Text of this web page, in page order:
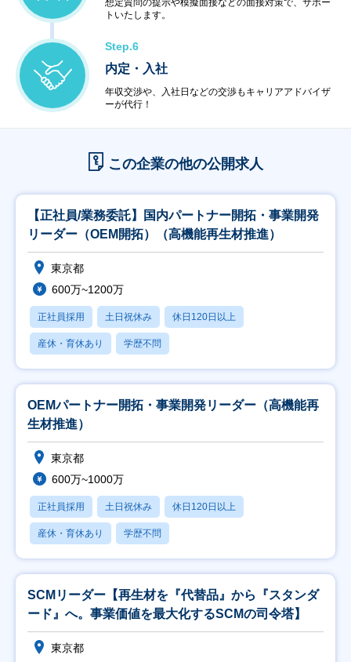
想定質問の提示や模擬面接などの面接対策で、サポー
トいたします。
Step.6
内定・入社
年収交渉や、入社日などの交渉もキャリアアドバイザ
ーが代行！
この企業の他の公開求人
【正社員/業務委託】国内パートナー開拓・事業開発
リーダー（OEM開拓）（高機能再生材推進）
東京都
600万~1200万
正社員採用 土日祝休み 休日120日以上
産休・育休あり 学歴不問
OEMパートナー開拓・事業開発リーダー（高機能再
生材推進）
東京都
600万~1000万
正社員採用 土日祝休み 休日120日以上
産休・育休あり 学歴不問
SCMリーダー【再生材を『代替品』から『スタンダ
ード』へ。事業価値を最大化するSCMの司令塔】
東京都